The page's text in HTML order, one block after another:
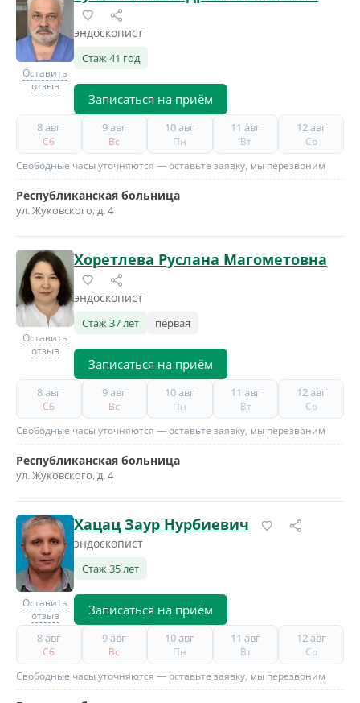
Оставить
отзыв
эндоскопист
Стаж 41 год
Записаться на приём
8 авг
Сб
9 авг
Вс
10 авг
Пн
11 авг
Вт
12 авг
Ср
Свободные часы уточняются — оставьте заявку, мы перезвоним
Республиканская больница
ул. Жуковского, д. 4
Оставить
отзыв
Хоретлева Руслана Магометовна
эндоскопист
Стаж 37 лет первая
Записаться на приём
8 авг
Сб
9 авг
Вс
10 авг
Пн
11 авг
Вт
12 авг
Ср
Свободные часы уточняются — оставьте заявку, мы перезвоним
Республиканская больница
ул. Жуковского, д. 4
Оставить
отзыв
Хацац Заур Нурбиевич
эндоскопист
Стаж 35 лет
Записаться на приём
8 авг
Сб
9 авг
Вс
10 авг
Пн
11 авг
Вт
12 авг
Ср
Свободные часы уточняются — оставьте заявку, мы перезвоним